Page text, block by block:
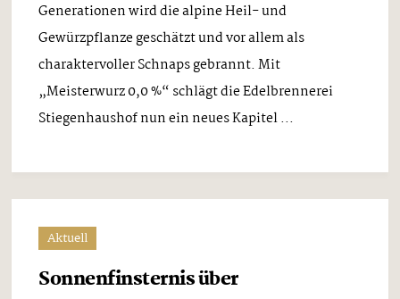
Generationen wird die alpine Heil- und
Gewürzpflanze geschätzt und vor allem als
charaktervoller Schnaps gebrannt. Mit
„Meisterwurz 0,0 %“ schlägt die Edelbrennerei
Stiegenhaushof nun ein neues Kapitel ...
Aktuell
Sonnenfinsternis über